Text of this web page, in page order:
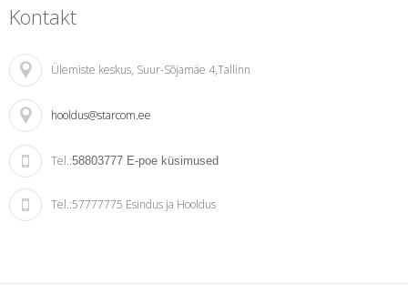
Kontakt
Ülemiste keskus, Suur-Sõjamäe 4,Tallinn
hooldus@starcom.ee
Tel.:58803777 E-poe küsimused
Tel.:57777775 Esindus ja Hooldus